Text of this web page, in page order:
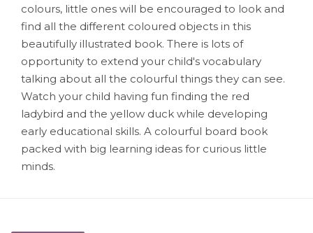
colours, little ones will be encouraged to look and
find all the different coloured objects in this
beautifully illustrated book. There is lots of
opportunity to extend your child's vocabulary
talking about all the colourful things they can see.
Watch your child having fun finding the red
ladybird and the yellow duck while developing
early educational skills. A colourful board book
packed with big learning ideas for curious little
minds.